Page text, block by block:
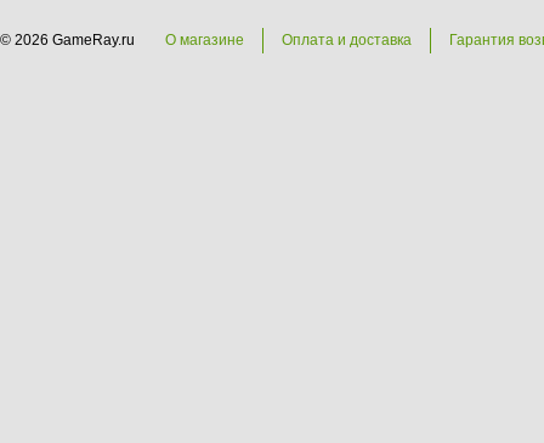
© 2026 GameRay.ru О магазине Оплата и доставка Гарантия